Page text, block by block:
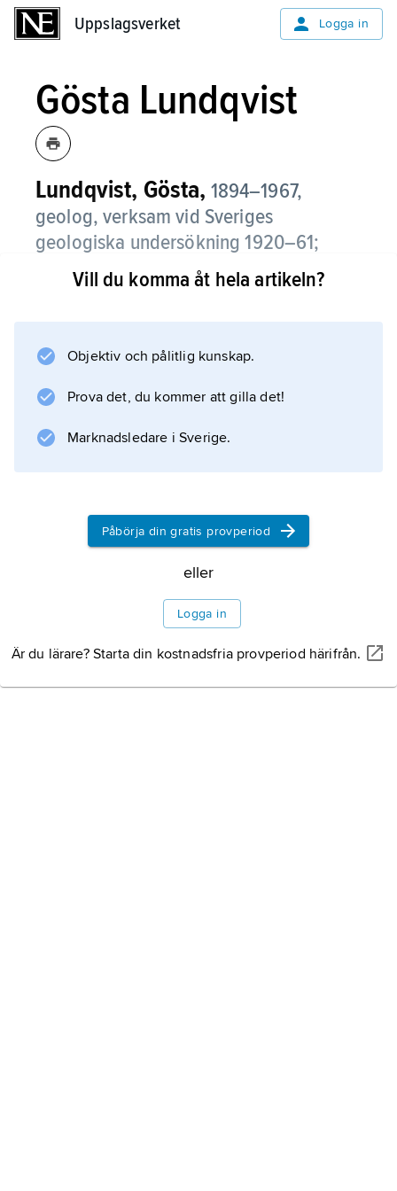
Uppslagsverket Logga in
Gösta Lundqvist
Lundqvist, Gösta, 1894–1967,
geolog, verksam vid Sveriges
geologiska undersökning 1920–61;
professors namn.
limnologin. Han var en av författarna till
(4:e upplagan 1963) och utgav geologiska
kartor bl.a. över Gävleborgs och dåvarande
Kopparbergs län.
Information om artikeln
Vill du komma åt hela artikeln?
Objektiv och pålitlig kunskap.
Prova det, du kommer att gilla det!
Marknadsledare i Sverige.
Påbörja din gratis provperiod
eller
Logga in
Är du lärare? Starta din kostnadsfria provperiod härifrån.